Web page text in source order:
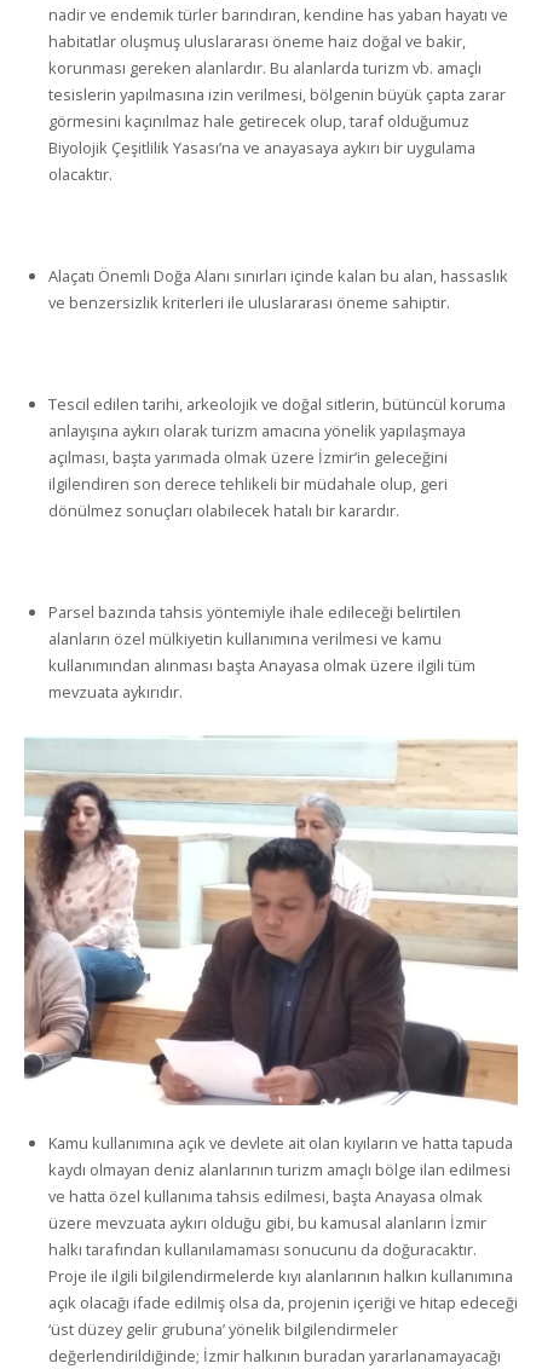
nadir ve endemik türler barındıran, kendine has yaban hayatı ve
habitatlar oluşmuş uluslararası öneme haiz doğal ve bakir,
korunması gereken alanlardır. Bu alanlarda turizm vb. amaçlı
tesislerin yapılmasına izin verilmesi, bölgenin büyük çapta zarar
görmesini kaçınılmaz hale getirecek olup, taraf olduğumuz
Biyolojik Çeşitlilik Yasası’na ve anayasaya aykırı bir uygulama
olacaktır.
Alaçatı Önemli Doğa Alanı sınırları içinde kalan bu alan, hassaslık
ve benzersizlik kriterleri ile uluslararası öneme sahiptir.
Tescil edilen tarihi, arkeolojik ve doğal sitlerin, bütüncül koruma
anlayışına aykırı olarak turizm amacına yönelik yapılaşmaya
açılması, başta yarımada olmak üzere İzmir’in geleceğini
ilgilendiren son derece tehlikeli bir müdahale olup, geri
dönülmez sonuçları olabilecek hatalı bir karardır.
Parsel bazında tahsis yöntemiyle ihale edileceği belirtilen
alanların özel mülkiyetin kullanımına verilmesi ve kamu
kullanımından alınması başta Anayasa olmak üzere ilgili tüm
mevzuata aykırıdır.
Kamu kullanımına açık ve devlete ait olan kıyıların ve hatta tapuda
kaydı olmayan deniz alanlarının turizm amaçlı bölge ilan edilmesi
ve hatta özel kullanıma tahsis edilmesi, başta Anayasa olmak
üzere mevzuata aykırı olduğu gibi, bu kamusal alanların İzmir
halkı tarafından kullanılamaması sonucunu da doğuracaktır.
Proje ile ilgili bilgilendirmelerde kıyı alanlarının halkın kullanımına
açık olacağı ifade edilmiş olsa da, projenin içeriği ve hitap edeceği
‘üst düzey gelir grubuna’ yönelik bilgilendirmeler
değerlendirildiğinde; İzmir halkının buradan yararlanamayacağı